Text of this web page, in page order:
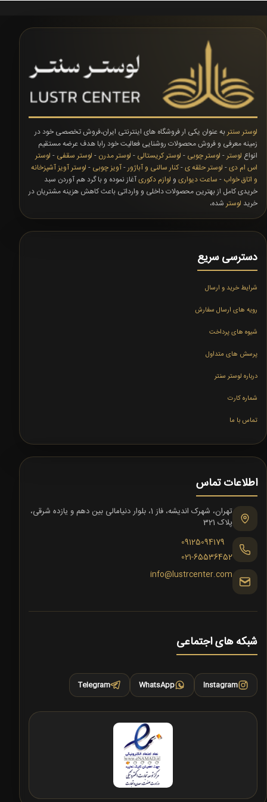
لوستر سنتر به عنوان یکی ار فروشگاه های اینترنتی ایران،فروش تخصصی خود در
زمینه معرفی و فروش محصولات روشنایی فعالیت خود رابا هدف عرضه مستقیم
انواع لوستر - لوستر چوبی - لوستر کریستالی - لوستر مدرن - لوستر سقفی - لوستر
اس ام دی- لوستر حلقه ی-کنار سالنی و آباژور-آویز چوبی - لوستر آویز آشپزخانه
و اتاق خواب - ساعت دیواری و لوازم دکوریآغاز نموده و با گرد هم آوردن سبد
خریدی کامل از بهترین محصولات داخلی و وارداتی باعث کاهش هزینه مشتریان در
خرید لوستر شده،
دسترسی سریع
شرایط خرید و ارسال
رویه های ارسال سفارش
شیوه های پرداخت
پرسش های متداول
درباره لوستر سنتر
شماره کارت
تماس با ما
اطلاعات تماس
تهران، شهرک اندیشه، فاز 1، بلوار دنیامالی بین دهم و یازده شرقی،
پلاک 321
09125094179
021-65536452
info@lustrcenter.com
شبکه های اجتماعی
Instagram
WhatsApp
Telegram